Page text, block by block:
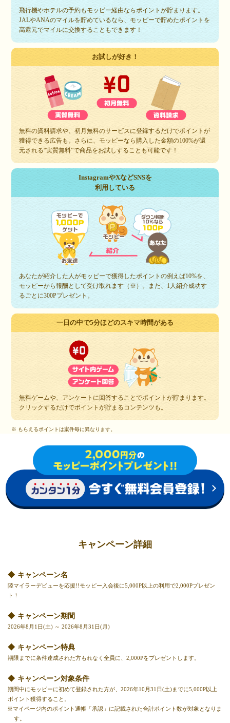
飛行機やホテルの予約もモッピー経由ならポイントが貯まります。
JALやANAのマイルを貯めているなら、モッピーで貯めたポイントを
高還元でマイルに交換することもできます！
お試しが好き！
無料の資料請求や、初月無料のサービスに登録するだけでポイントが
獲得できる広告も。さらに、モッピーなら購入した金額の100%が還
元される“実質無料”で商品をお試しすることも可能です！
InstagramやXなどSNSを
利用している
あなたが紹介した人がモッピーで獲得したポイントの例えば10%を、
モッピーから報酬として受け取れます（※）。また、1人紹介成功す
るごとに300Pプレゼント。
一日の中で5分ほどのスキマ時間がある
無料ゲームや、アンケートに回答することでポイントが貯まります。
クリックするだけでポイントが貯まるコンテンツも。
※ もらえるポイントは案件毎に異なります。
キャンペーン詳細
キャンペーン名
陸マイラーデビューを応援!!モッピー入会後に5,000P以上の利用で2,000Pプレゼン
ト！
キャンペーン期間
2026年8月1日(土) ～ 2026年8月31日(月)
キャンペーン特典
期限までに条件達成された方もれなく全員に、2,000Pをプレゼントします。
キャンペーン対象条件
期間中にモッピーに初めて登録された方が、2026年10月31日(土)までに5,000P以上
ポイント獲得すること。
※マイページ内のポイント通帳「承認」に記載された合計ポイント数が対象となりま
す。